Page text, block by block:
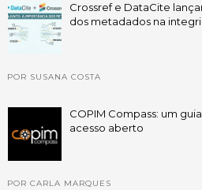
Crossref e DataCite
dos metadados na
POR SUSANA COSTA
COPIM Compass: um
acesso aberto
POR CARLA MARQUES